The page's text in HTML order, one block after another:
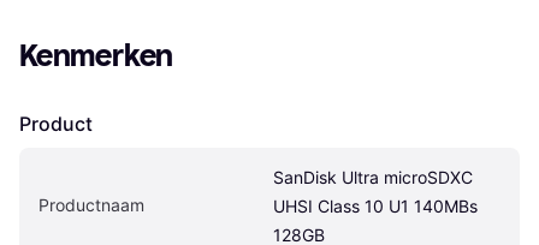
Kenmerken
Product
Productnaam
SanDisk Ultra microSDXC
UHSI Class 10 U1 140MBs
128GB